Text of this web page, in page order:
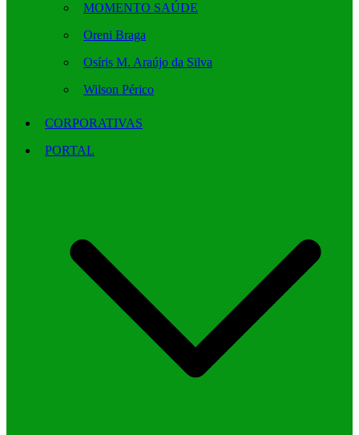
MOMENTO SAÚDE
Oreni Braga
Osíris M. Araújo da Silva
Wilson Périco
CORPORATIVAS
PORTAL